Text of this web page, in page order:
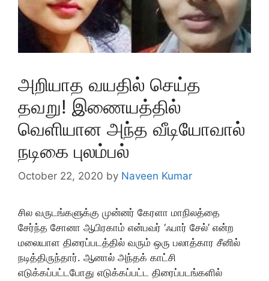
அறியாத வயதில் செய்த
தவறு! இணையத்தில்
வெளியான அந்த வீடியோவால்
நடிகை புலம்பல்
October 22, 2020 by Naveen Kumar
சில வருடங்களுக்கு முன்னர் கேரளா மாநிலத்தை
சேர்ந்த சோனா ஆபிரகாம் என்பவர் ‘ஃபார் சேல்’ என்ற
மலையாள திரைப்படத்தில் வரும் ஒரு பலாத்கார சீனில்
நடித்திருந்தார். ஆனால் அந்தக் காட்சி
எடுக்கப்பட்டபோது எடுக்கப்பட்ட திரைப்படங்களில்